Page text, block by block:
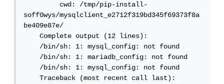
cwd: /tmp/pip-install-
soff0wys/mysqlclient_e2712f319bd345f69373f8a
be409e87e/
Complete output (12 lines):
/bin/sh: 1: mysql_config: not found
/bin/sh: 1: mariadb_config: not found
/bin/sh: 1: mysql_config: not found
Traceback (most recent call last):